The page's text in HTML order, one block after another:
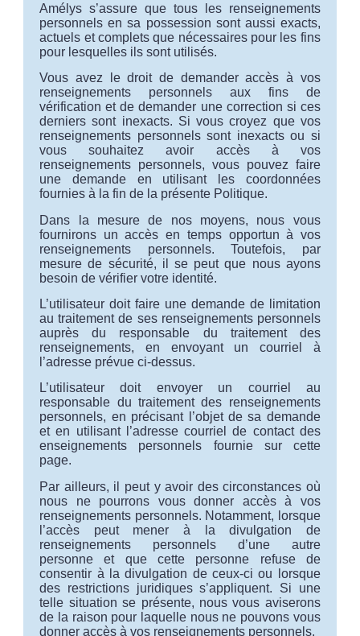
Amélys s’assure que tous les renseignements
personnels en sa possession sont aussi exacts,
actuels et complets que nécessaires pour les fins
pour lesquelles ils sont utilisés.
Vous avez le droit de demander accès à vos
renseignements personnels aux fins de
vérification et de demander une correction si ces
derniers sont inexacts. Si vous croyez que vos
renseignements personnels sont inexacts ou si
vous souhaitez avoir accès à vos
renseignements personnels, vous pouvez faire
une demande en utilisant les coordonnées
fournies à la fin de la présente Politique.
Dans la mesure de nos moyens, nous vous
fournirons un accès en temps opportun à vos
renseignements personnels. Toutefois, par
mesure de sécurité, il se peut que nous ayons
besoin de vérifier votre identité.
L’utilisateur doit faire une demande de limitation
au traitement de ses renseignements personnels
auprès du responsable du traitement des
renseignements, en envoyant un courriel à
l’adresse prévue ci-dessus.
L’utilisateur doit envoyer un courriel au
responsable du traitement des renseignements
personnels, en précisant l’objet de sa demande
et en utilisant l’adresse courriel de contact des
enseignements personnels fournie sur cette
page.
Par ailleurs, il peut y avoir des circonstances où
nous ne pourrons vous donner accès à vos
renseignements personnels. Notamment, lorsque
l’accès peut mener à la divulgation de
renseignements personnels d’une autre
personne et que cette personne refuse de
consentir à la divulgation de ceux-ci ou lorsque
des restrictions juridiques s’appliquent. Si une
telle situation se présente, nous vous aviserons
de la raison pour laquelle nous ne pouvons vous
donner accès à vos renseignements personnels.